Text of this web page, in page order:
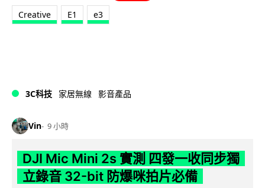
Creative E1 e3
3C科技 家居無線 影音產品
Vin 9 小時
DJI Mic Mini 2s 實測 四發一收同步獨
立錄音 32-bit 防爆咪拍片必備